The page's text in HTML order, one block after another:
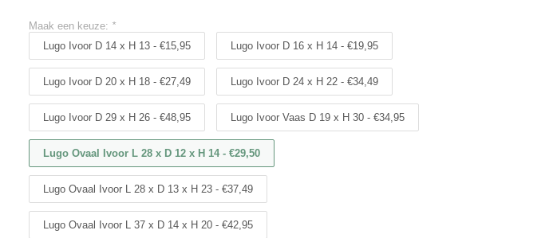
Maak een keuze: *
Lugo Ivoor D 14 x H 13 - €15,95
Lugo Ivoor D 16 x H 14 - €19,95
Lugo Ivoor D 20 x H 18 - €27,49 Lugo Ivoor D 24 x H 22 - €34,49
Lugo Ivoor D 29 x H 26 - €48,95 Lugo Ivoor Vaas D 19 x H 30 - €34,95
Lugo Ovaal Ivoor L 28 x D 12 x H 14 - €29,50
Lugo Ovaal Ivoor L 28 x D 13 x H 23 - €37,49
Lugo Ovaal Ivoor L 37 x D 14 x H 20 - €42,95